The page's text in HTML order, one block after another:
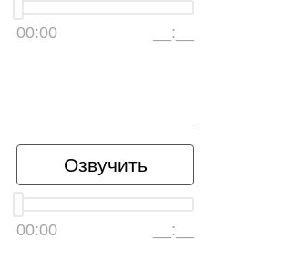
00:00 __:__
Озвучить
00:00 __:__